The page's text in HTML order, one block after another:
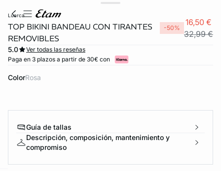
luarca
TOP BIKINI BANDEAU CON TIRANTES
REMOVIBLES
-50%
16,50 €
32,99 €
5.0
Ver todas las reseñas
Paga en 3 plazos a partir de 30€ con
Color rosa
Guía de tallas
Descripción, composición, mantenimiento y
compromiso